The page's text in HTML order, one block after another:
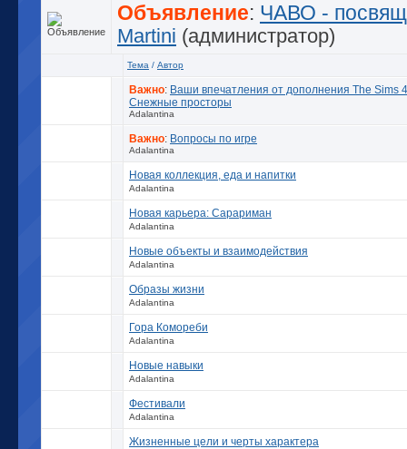
Объявление: ЧАВО -
Martini (администратор)
Тема / Автор
Важно: Ваши впечатления от дополнения The Sims 4
Снежные просторы
Adalantina
Важно: Вопросы по игре
Adalantina
Новая коллекция, еда и напитки
Adalantina
Новая карьера: Сарариман
Adalantina
Новые объекты и взаимодействия
Adalantina
Образы жизни
Adalantina
Гора Комореби
Adalantina
Новые навыки
Adalantina
Фестивали
Adalantina
Жизненные цели и черты характера